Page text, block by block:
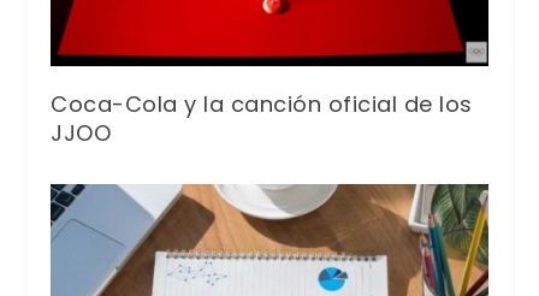
Coca-Cola y la canción oficial de los
JJOO